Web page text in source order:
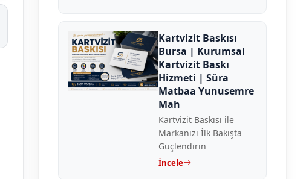
Kartvizit Baskısı
Bursa | Kurumsal
Kartvizit Baskı
Hizmeti | Süra
Matbaa Yunusemre
Mah
Kartvizit Baskısı ile
Markanızı İlk Bakışta
Güçlendirin
İncele